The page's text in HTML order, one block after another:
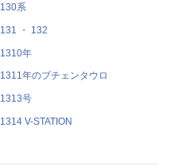
130系
131 ・ 132
1310年
1311年のブチェンタウロ
1313号
1314 V-STATION